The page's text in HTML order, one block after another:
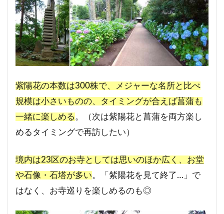
紫陽花の本数は300株で、メジャーな名所と比べ
規模は小さいものの、タイミングが合えば菖蒲も
一緒に楽しめる 。（次は紫陽花と菖蒲を両方楽し
めるタイミングで再訪したい）
境内は23区のお寺としては思いのほか広く、お堂
や石像・石塔が多い。「紫陽花を見て終了…」で
はなく、お寺巡りを楽しめるのも◎